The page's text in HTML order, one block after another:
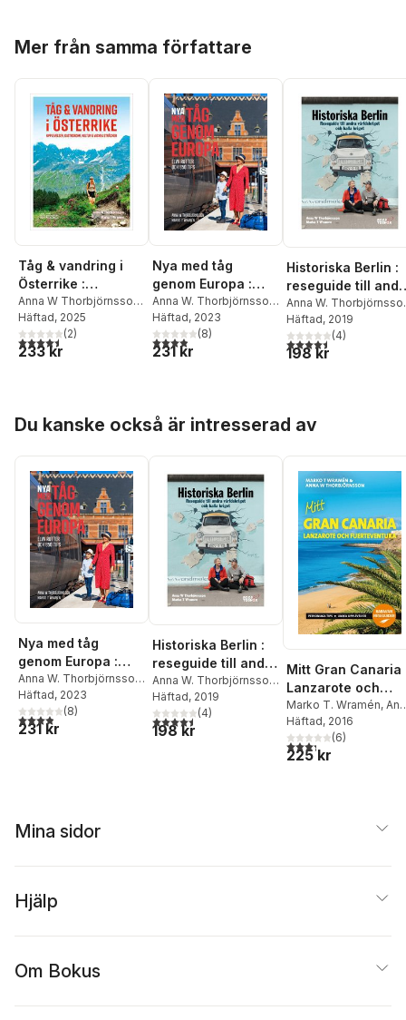
Mer från samma författare
Tåg & vandring i
Österrike :
upplevelser,
gastronomi, kultur
& vackra sträckor
Anna W Thorbjörnsson ,
Marko T Wramén
Häftad, 2025
4,5utav 5 stjärnor. Totalt antal röster:
(2)
233 kr
Nya med tåg
genom Europa :
elva rutter och 650
tips
Anna W. Thorbjörnsson ,
Marko T. Wramén
Häftad, 2023
3,9utav 5 stjärnor. Totalt antal röster:
(8)
231 kr
Historiska Berlin :
reseguide till
världskriget och
kalla kriget
Anna W.
Marko T. Wramén
Häftad, 2019
4,5utav 5 stjärnor.
(4)
198 kr
Du kanske också är intresserad av
Nya med tåg
genom Europa :
elva rutter och 650
tips
Anna W. Thorbjörnsson ,
Marko T. Wramén
Häftad, 2023
3,9utav 5 stjärnor. Totalt antal röster:
(8)
231 kr
Historiska Berlin :
reseguide till andra
världskriget och
kalla kriget
Anna W. Thorbjörnsson ,
Marko T. Wramén
Häftad, 2019
4,5utav 5 stjärnor. Totalt antal röster:
(4)
198 kr
Mitt Gran Canaria
Lanzarote och
Fuerteventura
Marko T. Wramén,
W. Thorbjörnsson
Häftad, 2016
3,3utav 5 stjärnor.
(6)
225 kr
Mina sidor
Hjälp
Om Bokus